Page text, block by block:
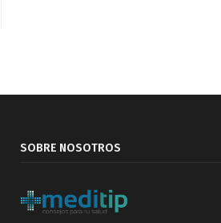
SOBRE NOSOTROS